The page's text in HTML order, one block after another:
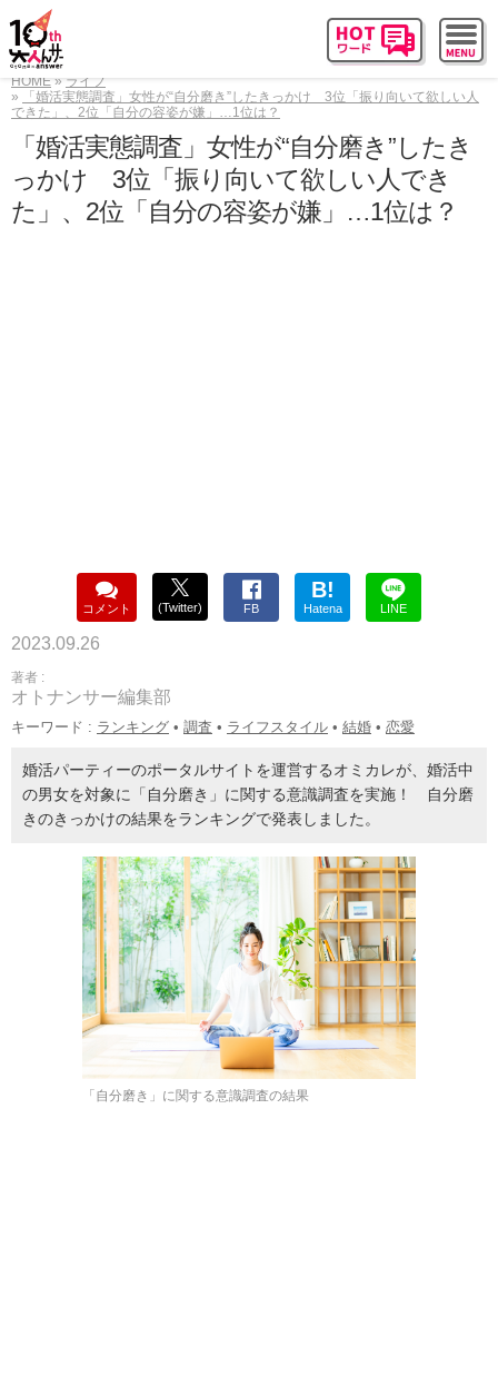
HOME
ライフ
「婚活実態調査」女性が“自分磨き”したきっかけ 3位「振り向いて欲しい人
できた」、2位「自分の容姿が嫌」…1位は？
「婚活実態調査」女性が“自分磨き”したき
っかけ 3位「振り向いて欲しい人でき
た」、2位「自分の容姿が嫌」…1位は？
コメント (Twitter) FB
B!
Hatena LINE
2023.09.26
著者 :
オトナンサー編集部
キーワード : ランキング • 調査 • ライフスタイル • 結婚 • 恋愛
婚活パーティーのポータルサイトを運営するオミカレが、婚活中
の男女を対象に「自分磨き」に関する意識調査を実施！ 自分磨
きのきっかけの結果をランキングで発表しました。
「自分磨き」に関する意識調査の結果